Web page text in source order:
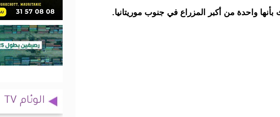
واحدة من أكبر المزراع في جنوب موريتانيا.
الوئام TV